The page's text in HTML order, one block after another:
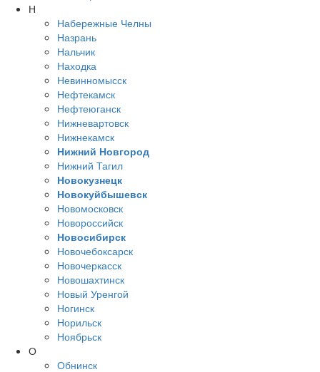
Н
Набережные Челны
Назрань
Нальчик
Находка
Невинномысск
Нефтекамск
Нефтеюганск
Нижневартовск
Нижнекамск
Нижний Новгород
Нижний Тагил
Новокузнецк
Новокуйбышевск
Новомосковск
Новороссийск
Новосибирск
Новочебоксарск
Новочеркасск
Новошахтинск
Новый Уренгой
Ногинск
Норильск
Ноябрьск
О
Обнинск